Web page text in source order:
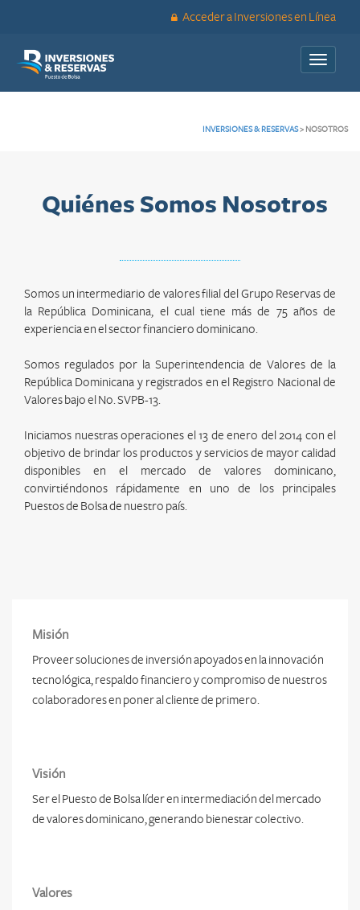
Acceder a Inversiones en Línea
Toggle
INVERSIONES & RESERVAS> NOSOTROS
Quiénes Somos Nosotros
Somos un intermediario de valores filial del Grupo Reservas de
la República Dominicana, el cual tiene más de 75 años de
experiencia en el sector financiero dominicano.
Somos regulados por la Superintendencia de Valores de la
República Dominicana y registrados en el Registro Nacional de
Valores bajo el No. SVPB-13.
Iniciamos nuestras operaciones el 13 de enero del 2014 con el
objetivo de brindar los productos y servicios de mayor calidad
disponibles en el mercado de valores dominicano,
convirtiéndonos rápidamente en uno de los principales
Puestos de Bolsa de nuestro país.
Misión
Proveer soluciones de inversión apoyados en la innovación
tecnológica, respaldo financiero y compromiso de nuestros
colaboradores en poner al cliente de primero.
Visión
Ser el Puesto de Bolsa líder en intermediación del mercado
de valores dominicano, generando bienestar colectivo.
Valores